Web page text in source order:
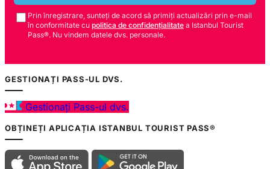
Prin înregistrare, sunteți de acord să primiți actualizări prin e-mail
în conformitate cu politica de confidențialitate a Istanbul Tourist
Pass®. Nu vindem datele dvs. personale.
GESTIONAȚI PASS-UL DVS.
Gestionați Pass-ul dvs.
OBȚINEȚI APLICAȚIA ISTANBUL TOURIST PASS®